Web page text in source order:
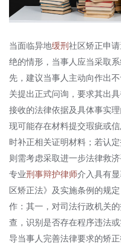
当面临异地缓刑社区矫正申
绝的情形，当事人应当采取
先，建议当事人主动向作出
关提出正式问询，要求其出
接收的法律依据及具体事实
现可能存在材料提交瑕疵或
时补正相关证明材料；若认
则需考虑采取进一步法律救
专业刑事辩护律师介入具有
区矫正法》及实施条例的规
作：其一，对司法行政机关
查，识别是否存在程序违法
导当事人完善法律要求的矫